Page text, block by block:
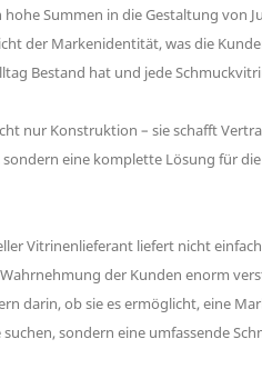
Summen in die Gestaltung von
der Markenidentität, was die
Bestand hat und jede
nur Konstruktion – sie schafft
eine komplette Lösung für
Vitrinenlieferant liefert nicht
der Kunden enorm
darin, ob sie es ermöglicht, eine
sondern eine umfassende